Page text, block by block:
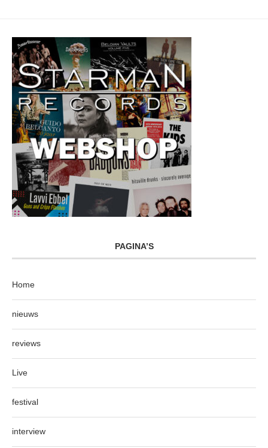
PAGINA’S
Home
nieuws
reviews
Live
festival
interview